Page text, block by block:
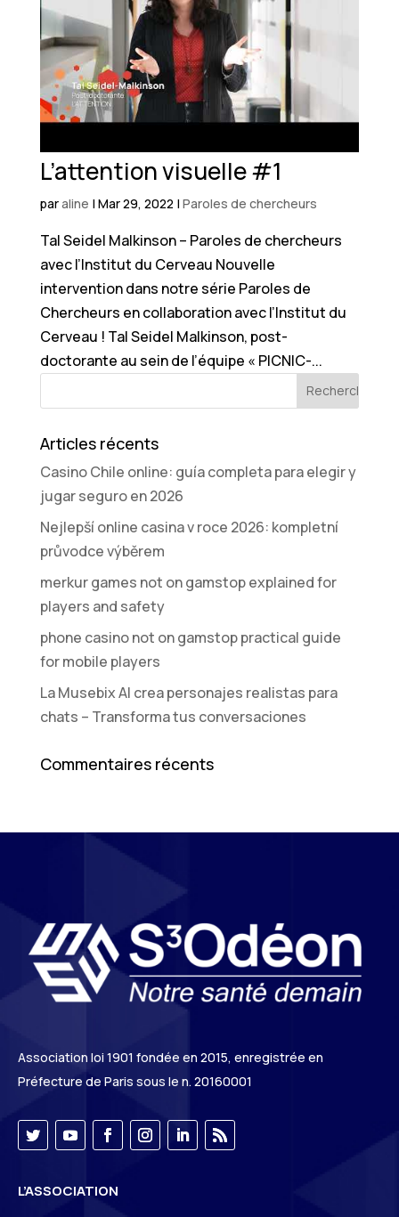
L’attention visuelle #1
paraline | Mar 29, 2022 | Paroles de chercheurs
Tal Seidel Malkinson – Paroles de chercheurs
avec l’Institut du Cerveau Nouvelle
intervention dans notre série Paroles de
Chercheurs en collaboration avec l’Institut du
Cerveau ! Tal Seidel Malkinson, post-
doctorante au sein de l’équipe « PICNIC-...
Articles récents
Casino Chile online: guía completa para elegir y
jugar seguro en 2026
Nejlepší online casina v roce 2026: kompletní
průvodce výběrem
merkur games not on gamstop explained for
players and safety
phone casino not on gamstop practical guide
for mobile players
La Musebix AI crea personajes realistas para
chats – Transforma tus conversaciones
Commentaires récents
Association loi 1901 fondée en 2015, enregistrée en
Préfecture de Paris sous le n. 20160001
L’ASSOCIATION